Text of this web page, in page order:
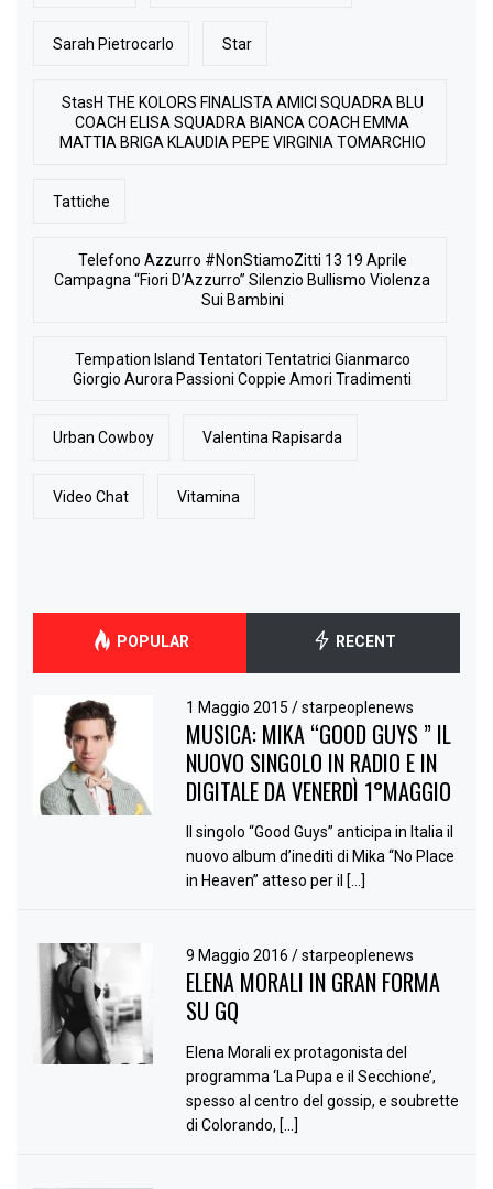
Sarah Pietrocarlo Star
StasH THE KOLORS FINALISTA AMICI SQUADRA BLU
COACH ELISA SQUADRA BIANCA COACH EMMA
MATTIA BRIGA KLAUDIA PEPE VIRGINIA TOMARCHIO
Tattiche
Telefono Azzurro #NonStiamoZitti 13 19 Aprile
Campagna “Fiori D’Azzurro” Silenzio Bullismo Violenza
Sui Bambini
Tempation Island Tentatori Tentatrici Gianmarco
Giorgio Aurora Passioni Coppie Amori Tradimenti
Urban Cowboy Valentina Rapisarda
Video Chat Vitamina
POPULAR RECENT
1 Maggio 2015/ starpeoplenews
MUSICA: MIKA “GOOD GUYS ” IL
NUOVO SINGOLO IN RADIO E IN
DIGITALE DA VENERDÌ 1°MAGGIO
Il singolo “Good Guys” anticipa in Italia il
nuovo album d’inediti di Mika “No Place
in Heaven” atteso per il […]
9 Maggio 2016/ starpeoplenews
ELENA MORALI IN GRAN FORMA
SU GQ
Elena Morali ex protagonista del
programma ‘La Pupa e il Secchione’,
spesso al centro del gossip, e soubrette
di Colorando, […]